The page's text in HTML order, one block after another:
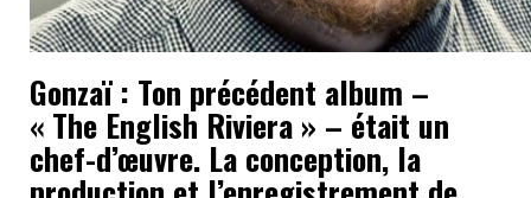
Gonzaï : Ton précédent album –
« The English Riviera » – était un
chef-d’œuvre. La conception, la